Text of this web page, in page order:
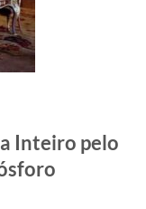
Inteiro pelo